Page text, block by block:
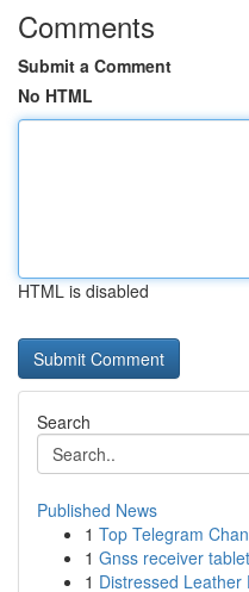
Comments
Submit a Comment
No HTML
HTML is disabled
Search
Published News
1 Top Telegram
1 Gnss receiver
1 Distressed Leather